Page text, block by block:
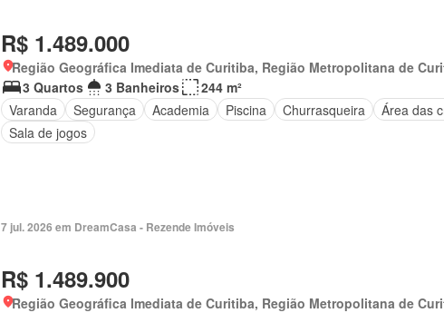
R$ 1.489.000
Região Geográfica Imediata de Curitiba, Região Metropolitana de
3 Quartos
3 Banheiros
244 m²
Varanda
Segurança Academia Piscina Churrasqueira
Área das
Sala de jogos
7 jul. 2026 em DreamCasa - Rezende Imóveis
R$ 1.489.900
Região Geográfica Imediata de Curitiba, Região Metropolitana de